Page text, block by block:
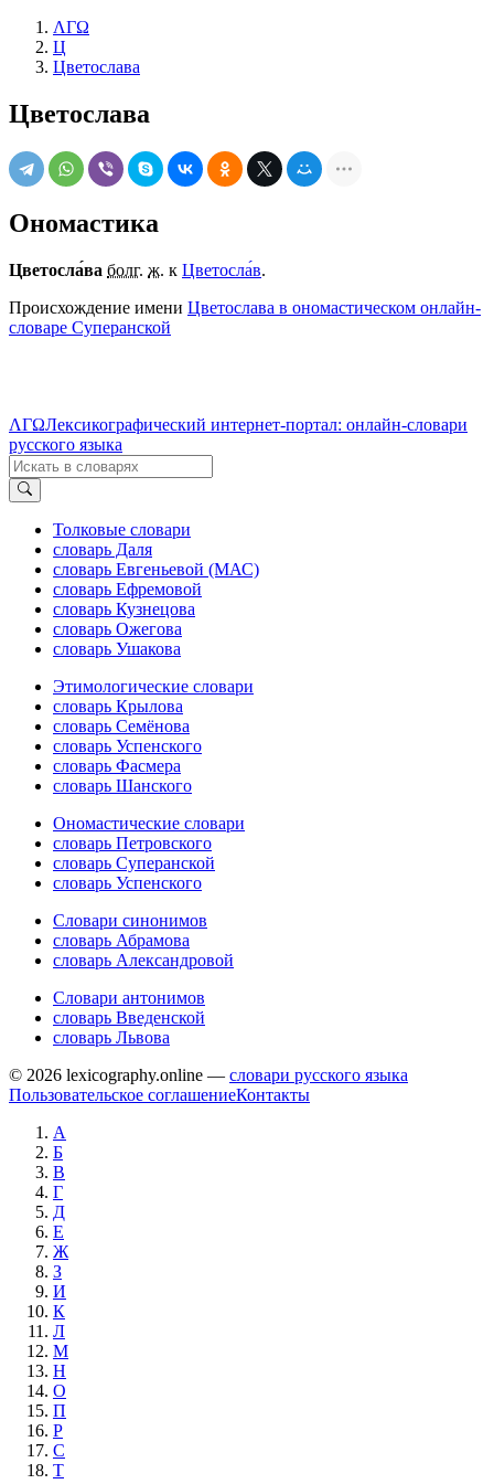
ΛΓΩ
Ц
Цветослава
Цветослава
Ономастика
Цветосла́ва болг. ж. к Цветосла́в.
Происхождение имени Цветослава в ономастическом онлайн-
словаре Суперанской
ΛΓΩЛексикографический интернет-портал: онлайн-словари
русского языка
Толковые словари
словарь Даля
словарь Евгеньевой (МАС)
словарь Ефремовой
словарь Кузнецова
словарь Ожегова
словарь Ушакова
Этимологические словари
словарь Крылова
словарь Семёнова
словарь Успенского
словарь Фасмера
словарь Шанского
Ономастические словари
словарь Петровского
словарь Суперанской
словарь Успенского
Словари синонимов
словарь Абрамова
словарь Александровой
Словари антонимов
словарь Введенской
словарь Львова
© 2026 lexicography.online — словари русского языка
Пользовательское соглашениеКонтакты
А
Б
В
Г
Д
Е
Ж
З
И
К
Л
М
Н
О
П
Р
С
Т